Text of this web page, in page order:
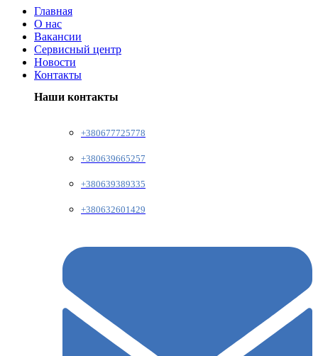
Главная
О нас
Вакансии
Сервисный центр
Новости
Контакты
Наши контакты
+380677725778
+380639665257
+380639389335
+380632601429